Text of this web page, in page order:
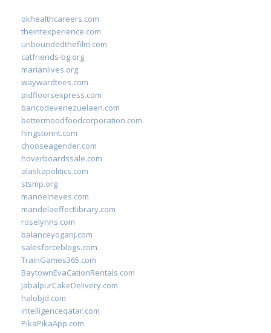
okhealthcareers.com
theintexperience.com
unboundedthefilm.com
catfriends-bg.org
marianlives.org
waywardtees.com
pidfloorsexpress.com
bancodevenezuelaen.com
bettermoodfoodcorporation.com
hingstonnt.com
chooseagender.com
hoverboardssale.com
alaskapolitics.com
stsmp.org
manoelneves.com
mandelaeffectlibrary.com
roselynns.com
balanceyoganj.com
salesforceblogs.com
TrainGames365.com
BaytownEvaCationRentals.com
JabalpurCakeDelivery.com
halobjd.com
intelligenceqatar.com
PikaPikaApp.com